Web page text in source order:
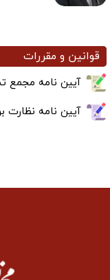
قوانین و مقررات
آیین نامه
آیین نامه